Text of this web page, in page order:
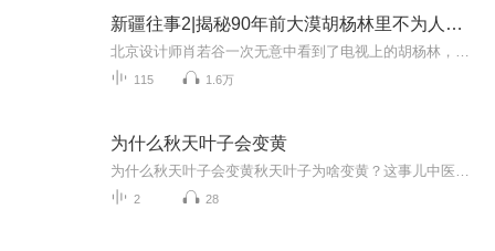
新疆往事2|揭秘90年前大漠胡杨林里不为人知的事
115 1.6万
为什么秋天叶子会变黄
2 28